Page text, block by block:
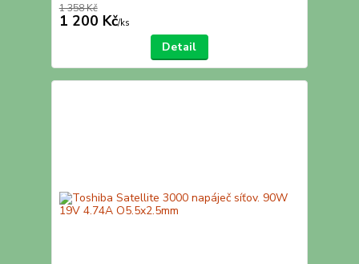
1 358 Kč
1 200 Kč/ks
Detail